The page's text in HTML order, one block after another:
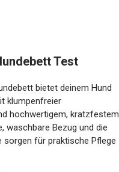
Test
bietet deinem Hund
klumpenfreier
hochwertigem, kratzfestem
waschbare Bezug und die
für praktische Pflege